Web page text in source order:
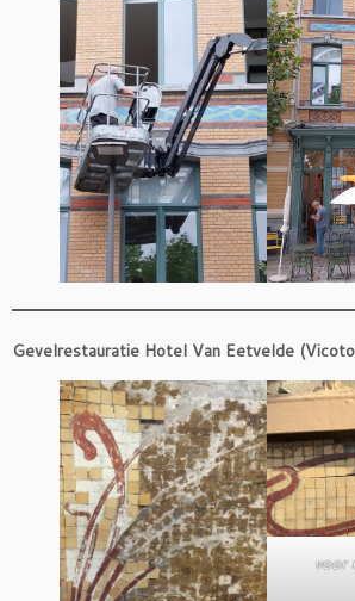
Gevelrestauratie Hotel Van Eetvelde
voor